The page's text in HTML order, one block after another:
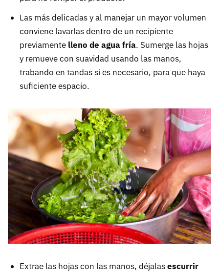
Las más delicadas y al manejar un mayor volumen
conviene lavarlas dentro de un recipiente
previamente lleno de agua fría. Sumerge las hojas
y remueve con suavidad usando las manos,
trabando en tandas si es necesario, para que haya
suficiente espacio.
Extrae las hojas con las manos, déjalasescurrir